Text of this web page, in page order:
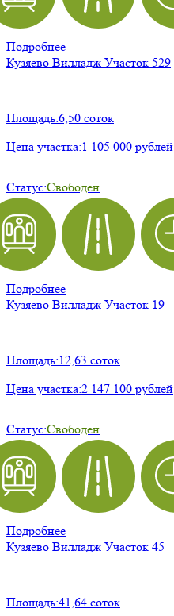
Подробнее
Кузяево Вилладж Участок 529
Площадь:6,50 соток
Цена участка:1 105 000 рублей
Статус:Свободен
Подробнее
Кузяево Вилладж Участок 19
Площадь:12,63 соток
Цена участка:2 147 100 рублей
Статус:Свободен
Подробнее
Кузяево Вилладж Участок 45
Площадь:41,64 соток